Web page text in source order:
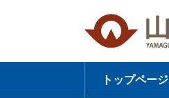
の
ー
トップページ